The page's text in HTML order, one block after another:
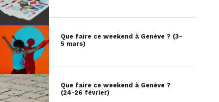
Que faire ce weekend à Genève ? (3-
5 mars)
Que faire ce weekend à Genève ?
(24-26 février)